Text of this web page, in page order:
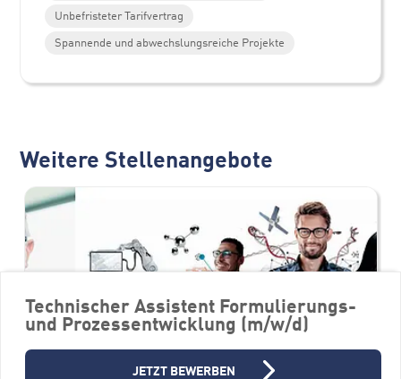
Technischer Assistent Formulierungs-
und Prozessentwicklung (m/w/d)
JETZT BEWERBEN
Unbefristeter Tarifvertrag
Spannende und abwechslungsreiche Projekte
Weitere Stellenangebote